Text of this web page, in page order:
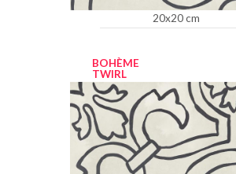
20x20 cm
BOHÈME
TWIRL